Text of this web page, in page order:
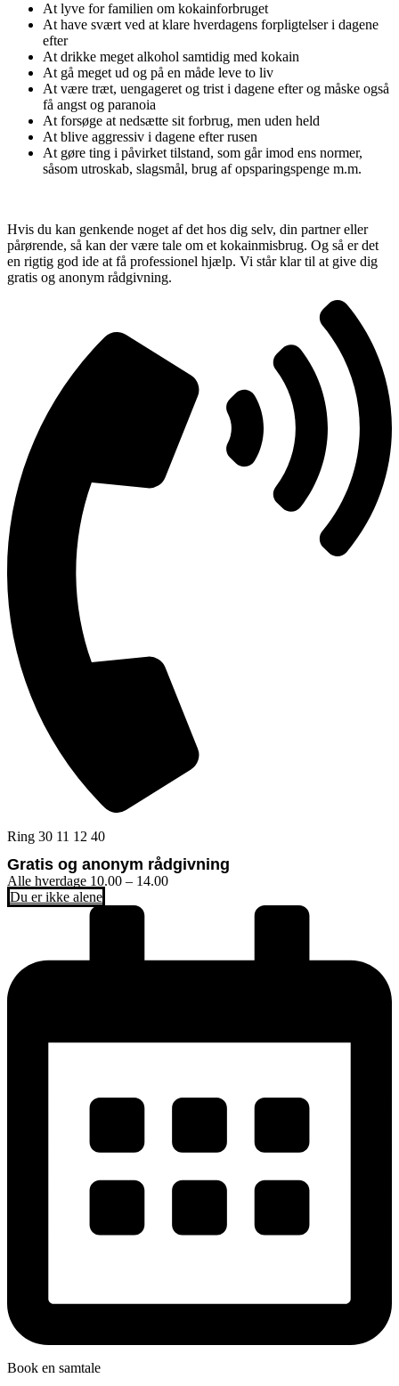
At lyve for familien om kokainforbruget
At have svært ved at klare hverdagens forpligtelser i dagene
efter
At drikke meget alkohol samtidig med kokain
At gå meget ud og på en måde leve to liv
At være træt, uengageret og trist i dagene efter og måske også
få angst og paranoia
At forsøge at nedsætte sit forbrug, men uden held
At blive aggressiv i dagene efter rusen
At gøre ting i påvirket tilstand, som går imod ens normer,
såsom utroskab, slagsmål, brug af opsparingspenge m.m.
Hvis du kan genkende noget af det hos dig selv, din partner eller
pårørende, så kan der være tale om et kokainmisbrug. Og så er det
en rigtig god ide at få professionel hjælp. Vi står klar til at give dig
gratis og anonym rådgivning.
Ring 30 11 12 40
Gratis og anonym rådgivning
Alle hverdage 10.00 – 14.00
Du er ikke alene
Book en samtale